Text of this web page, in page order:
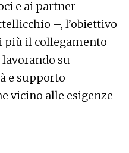
e ai partner
–, l’obiettivo
più il collegamento
su
e supporto
vicino alle esigenze